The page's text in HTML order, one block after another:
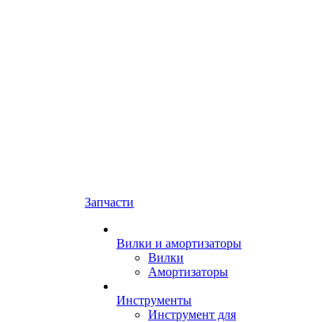
Запчасти
Вилки и амортизаторы
Вилки
Амортизаторы
Инструменты
Инструмент для